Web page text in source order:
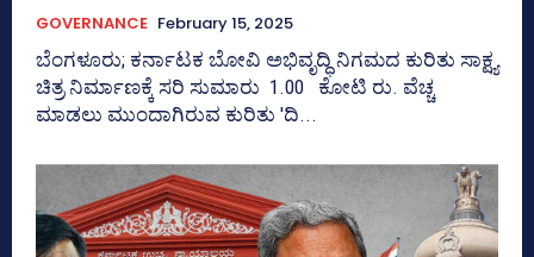
GOVERNANCE February 15, 2025
ಬೆಂಗಳೂರು; ಕರ್ನಾಟಕ ಬೋವಿ ಅಭಿವೃದ್ಧಿ ನಿಗಮದ ಕುರಿತು ಸಾಕ್ಷ್ಯ
ಚಿತ್ರ ನಿರ್ಮಾಣಕ್ಕೆ ಸರಿ ಸುಮಾರು 1.00 ಕೋಟಿ ರು. ವೆಚ್ಚ
ಮಾಡಲು ಮುಂದಾಗಿರುವ ಕುರಿತು 'ದಿ...